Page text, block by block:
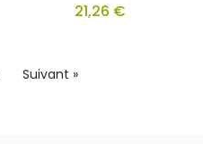
21,26 €
Suivant »